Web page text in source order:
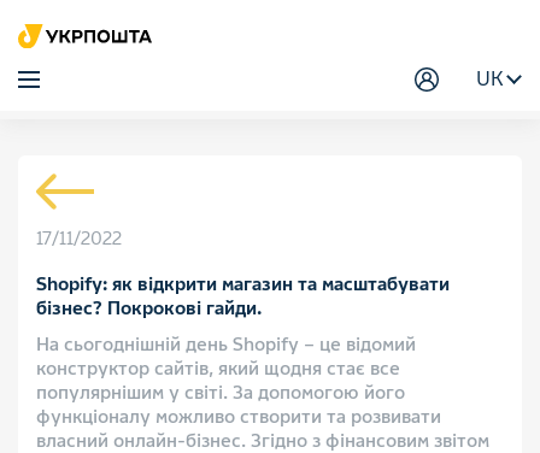
UK
17/11/2022
Shopify: як відкрити магазин та масштабувати
бізнес? Покрокові гайди.
На сьогоднішній день Shopify – це відомий
конструктор сайтів, який щодня стає все
популярнішим у світі. За допомогою його
функціоналу можливо створити та розвивати
власний онлайн-бізнес. Згідно з фінансовим звітом